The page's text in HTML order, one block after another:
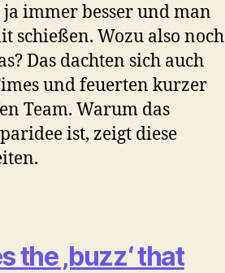
immer besser und man
schießen. Wozu also noch
Das dachten sich auch
und feuerten kurzer
Team. Warum das
ist, zeigt diese
the ‚buzz‘ that